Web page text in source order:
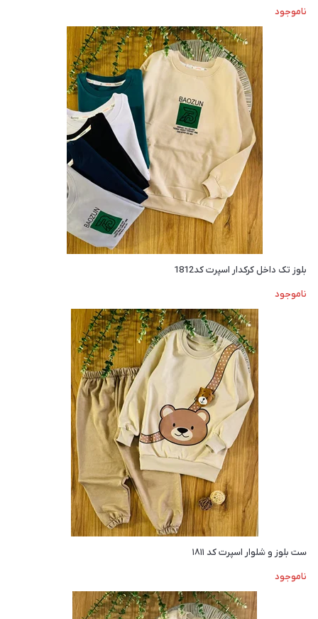
ناموجود
بلوز تک داخل کرکدار اسپرت کد1812
ناموجود
ست بلوز و شلوار اسپرت کد ۱۸۱۱
ناموجود